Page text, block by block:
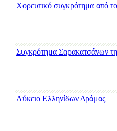
Χορευτικό συγκρότημα από
Συγκρότημα Σαρακατσάνων
Λύκειο Ελληνίδων Δράμας